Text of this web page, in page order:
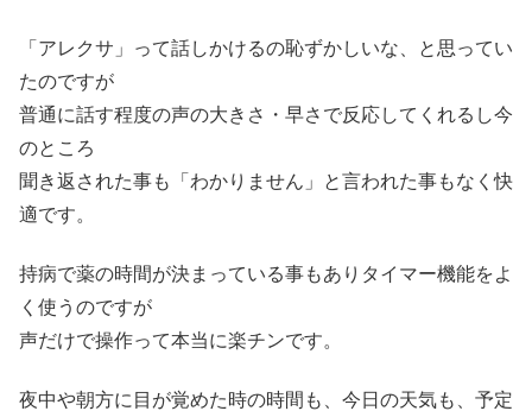
「アレクサ」って話しかけるの恥ずかしいな、と思ってい
たのですが
普通に話す程度の声の大きさ・早さで反応してくれるし今
のところ
聞き返された事も「わかりません」と言われた事もなく快
適です。
持病で薬の時間が決まっている事もありタイマー機能をよ
く使うのですが
声だけで操作って本当に楽チンです。
夜中や朝方に目が覚めた時の時間も、今日の天気も、予定